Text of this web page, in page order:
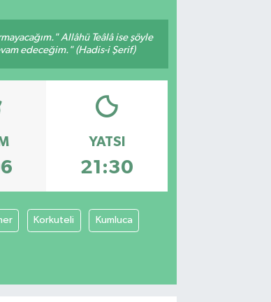
Allâhü Teâlâ ise şöyle
edeceğim." (Hadis-i Şerif)
YATSI
21:30
Korkuteli Kumluca